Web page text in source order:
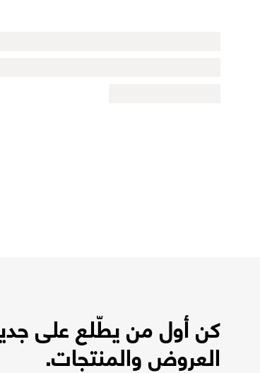
كن أول من يطّلع على
العروض والمنتجات.